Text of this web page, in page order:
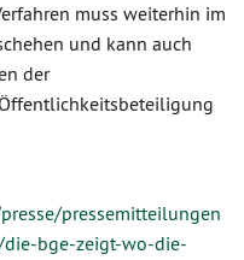
muss weiterhin im
und kann auch
der
pressemitteilungen
bge-zeigt-wo-die-